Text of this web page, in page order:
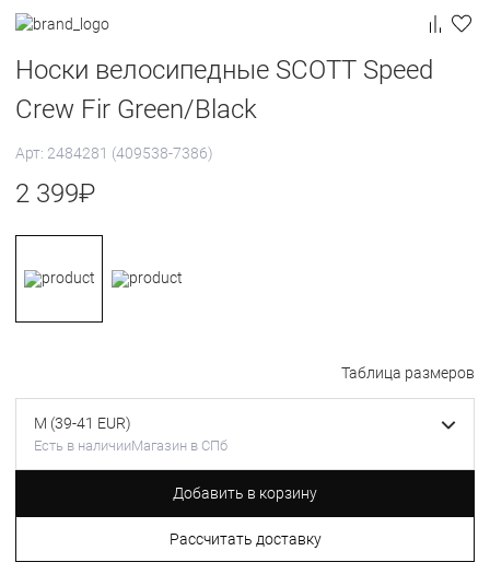
Носки велосипедные SCOTT Speed
Crew Fir Green/Black
Арт: 2484281 (409538-7386)
2 399₽
Таблица размеров
M (39-41 EUR)
Есть в наличииМагазин в СПб
Добавить в корзину
Рассчитать доставку